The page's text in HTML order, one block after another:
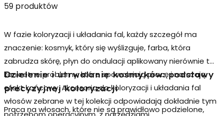
59 produktów
W fazie koloryzacji i układania fal, każdy szczegół ma
znaczenie: kosmyk, który się wyślizguje, farba, która
zabrudza skórę, płyn do ondulacji aplikowany nierównie to
konkretne problemy, które spowolniają pracę i narażają
efekt końcowy.Akcesoria do koloryzacji i układania fal
włosów zebrane w tej kolekcji odpowiadają dokładnie tym
Dzielenie i utrwalanie kosmyków: podstawy
precyzyjnej koloryzacji
Praca na włosach, które nie są prawidłowo podzielone,